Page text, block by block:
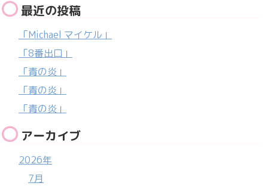
最近の投稿
「Michael マイケル」
「8番出口」
「青の炎」
「青の炎」
「青の炎」
アーカイブ
2026年
7月